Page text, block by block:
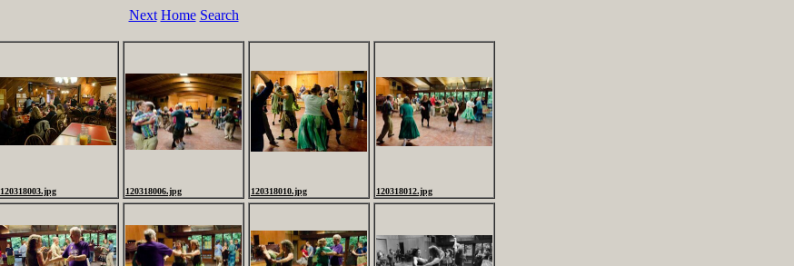
Next Home Search
120318003.jpg 120318006.jpg 120318010.jpg 120318012.jpg